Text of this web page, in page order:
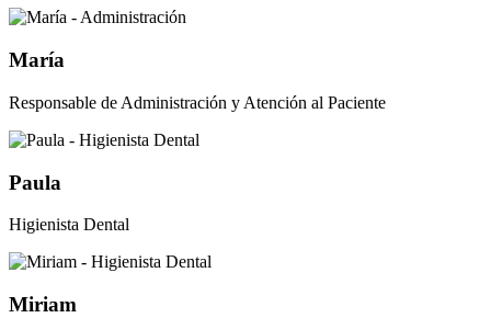
María
Responsable de Administración y Atención al Paciente
Paula
Higienista Dental
Miriam